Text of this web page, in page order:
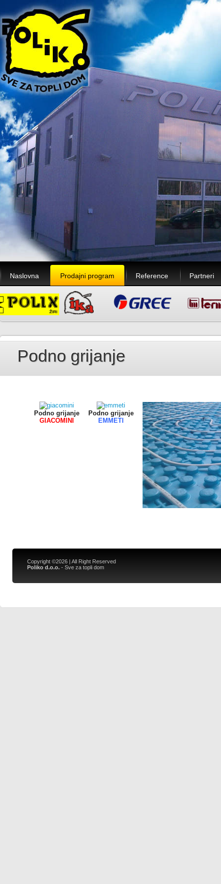
Naslovna Prodajni program Reference Partneri
Podno grijanje
Podno grijanje
GIACOMINI
Podno grijanje
EMMETI
Copyright ©2026 | All Right Reserved
Poliko d.o.o. - Sve za topli dom